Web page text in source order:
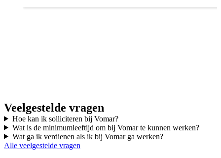
Veelgestelde vragen
Hoe kan ik solliciteren bij Vomar?
Wat is de minimumleeftijd om bij Vomar te kunnen werken?
Wat ga ik verdienen als ik bij Vomar ga werken?
Alle veelgestelde vragen